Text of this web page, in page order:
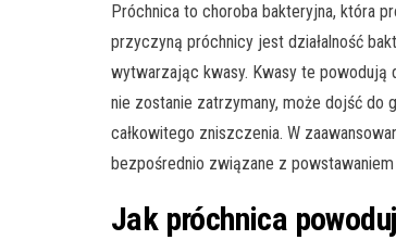
Próchnica to choroba bakteryjna, która
przyczyną próchnicy jest działalność
wytwarzając kwasy. Kwasy te powodują
nie zostanie zatrzymany, może dojść do
całkowitego zniszczenia. W
bezpośrednio związane z
Jak próchnica